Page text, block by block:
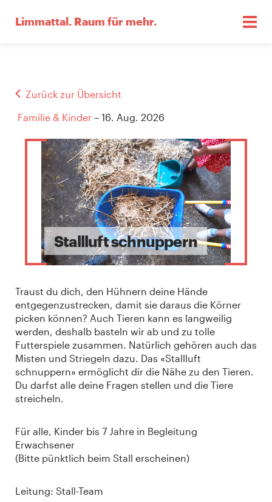
Limmattal. Raum für mehr.
Zurück zur Übersicht
Familie & Kinder – 16. Aug. 2026
Stallluft schnuppern
Traust du dich, den Hühnern deine Hände
entgegenzustrecken, damit sie daraus die Körner
picken können? Auch Tieren kann es langweilig
werden, deshalb basteln wir ab und zu tolle
Futterspiele zusammen. Natürlich gehören auch das
Misten und Striegeln dazu. Das «Stallluft
schnuppern» ermöglicht dir die Nähe zu den Tieren.
Du darfst alle deine Fragen stellen und die Tiere
streicheln.
Für alle, Kinder bis 7 Jahre in Begleitung
Erwachsener
(Bitte pünktlich beim Stall erscheinen)
Leitung: Stall-Team